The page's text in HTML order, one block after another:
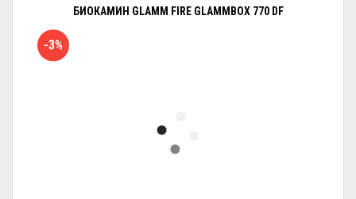
БИОКАМИН GLAMM FIRE GLAMMBOX 770 DF
-3%